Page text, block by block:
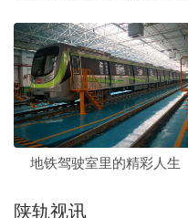
地铁驾驶室里的精彩人生
陕轨视讯